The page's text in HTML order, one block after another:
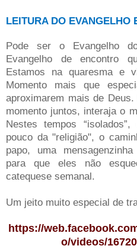
LEITURA DO EVANGELHO
Pode ser o Evangelho
Evangelho de encontro
Estamos na quaresma e
Momento mais que
aproximarem mais de
momento juntos, interaja o
Nestes tempos
pouco da "religião", o
papo, uma
para que eles não
catequese semanal.
Um jeito muito especial de
https://
o/videos/